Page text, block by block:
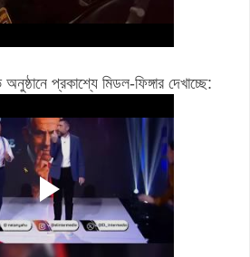
প্রকাশ্যে মিডল-ফিঙ্গার দেখাচ্ছে: